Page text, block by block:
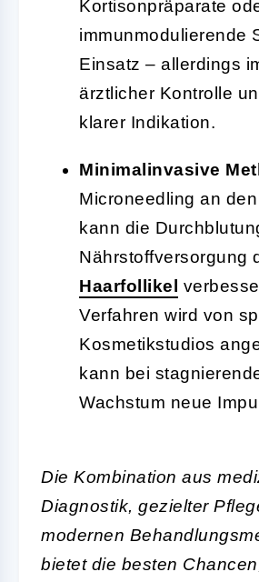
Kortisonpräparate
immunmodulierende
Einsatz – allerdings
ärztlicher Kontrolle
klarer Indikation.
Minimalinvasive
Microneedling an
kann die
Nährstoffversorgung
Haarfollikel
Verfahren wird von
Kosmetikstudios
kann bei
Wachstum neue
Die Kombination aus
Diagnostik, gezielter
modernen
bietet die besten